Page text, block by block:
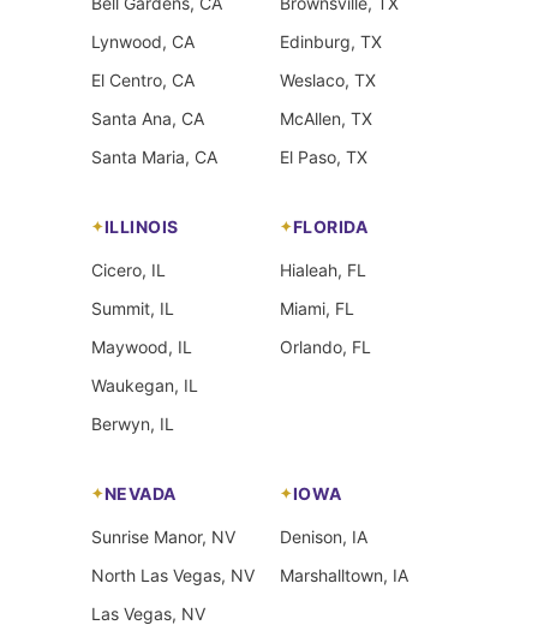
Maestros Espirituales atiende en Decatur con Amarres
de Amor, Lectura del Tarot, Brujería, Hechizos, Dominios,
Alejamientos y Limpieza Espiritual. El Maestro Hector,
Experto En Amarres De Amor, lidera cada caso.
Cubrimos áreas cercanas e integramos Amarres De
Lynwood, CA
El Centro, CA
Santa Ana, CA
Santa Maria, CA
Edinburg, TX
Weslaco, TX
McAllen, TX
El Paso, TX
ILLINOIS
Cicero, IL
Summit, IL
Maywood, IL
Waukegan, IL
Berwyn, IL
FLORIDA
Hialeah, FL
Miami, FL
Orlando, FL
NEVADA
Sunrise Manor, NV
North Las Vegas, NV
Las Vegas, NV
IOWA
Denison, IA
Marshalltown, IA